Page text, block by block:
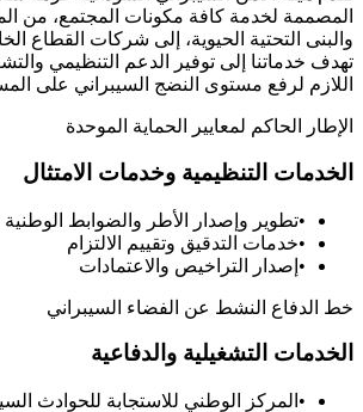
لخدمة كافة مكونات المجتمع، من
التحتية الحيوية، إلى شركات القطاع
خدماتنا إلى توفير الدعم التنظيمي
لرفع مستوى النضج السيبراني على
الحاكم لمعايير الحماية الموحدة
التنظيمية وخدمات الامتثال
• تطوير وإصدار الأطر والضوابط الوطنية
• خدمات التدقيق وتقييم الالتزام
• إصدار التراخيص والاعتمادات
الدفاع النشط عن الفضاء السيبراني
التشغيلية والدفاعية
•